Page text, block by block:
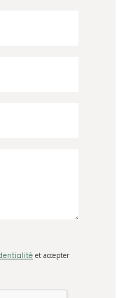
et accepter